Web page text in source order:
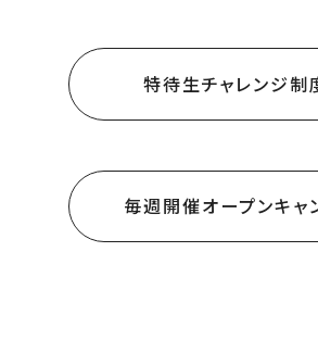
特待生チャレンジ制
毎週開催オープンキャ